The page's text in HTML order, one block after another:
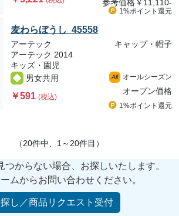
参考価格￥11,110-
1%ポイント 還元
麦わらぼうし 45558
アーテック
キャップ・帽子
アーテック 2014
キッズ・園児
男女共用
All オールシーズン
￥591(税込)
オープン価格
1%ポイント 還元
（20件中、1～20件目）
つからない場合、お探しいたします。
ムからお問い合わせください。
し／商品リクエスト受付